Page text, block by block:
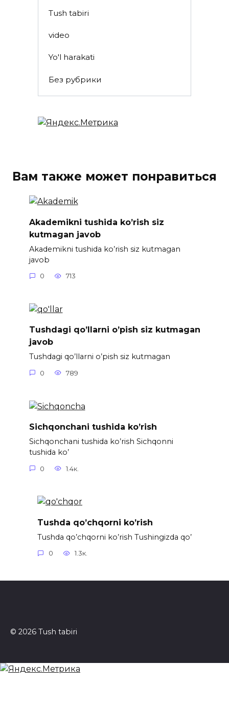
Tush tabiri
video
Yo'l harakati
Без рубрики
Вам также может понравиться
Akademikni tushida ko’rish siz
kutmagan javob
Akademikni tushida ko’rish siz kutmagan
javob
0 713
Tushdagi qo’llarni o’pish siz kutmagan
javob
Tushdagi qo’llarni o’pish siz kutmagan
0 789
Sichqonchani tushida ko’rish
Sichqonchani tushida ko’rish Sichqonni
tushida ko’
0 1.4к.
Tushda qo’chqorni ko’rish
Tushda qo’chqorni ko’rish Tushingizda qo’
0 1.3к.
© 2026 Tush tabiri